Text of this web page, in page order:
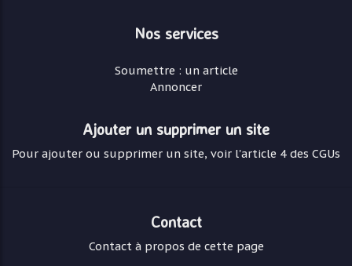
Nos services
Soumettre : un article
Annoncer
Ajouter un supprimer un site
Pour ajouter ou supprimer un site, voir l'article 4 des CGUs
Contact
Contact à propos de cette page